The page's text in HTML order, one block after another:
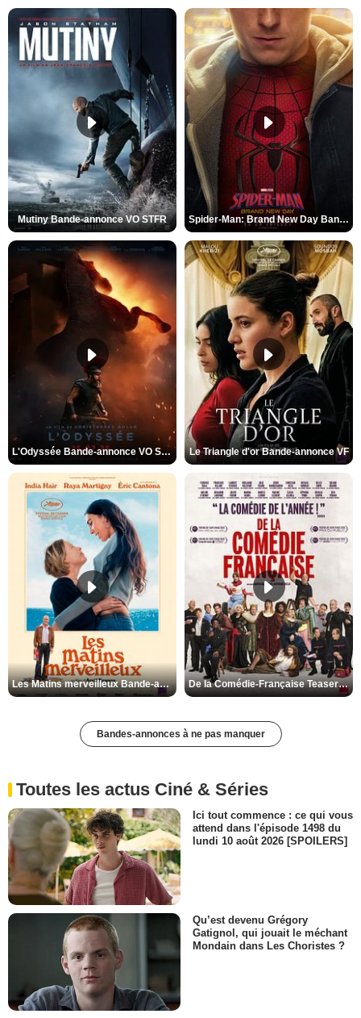
Mutiny Bande-annonce VO STFR Spider-Man: Brand New Day Bande-annonce VO STFR
L'Odyssée Bande-annonce VO STFR Le Triangle d'or Bande-annonce VF
Les Matins merveilleux Bande-annonce VF De la Comédie-Française Teaser VF
Bandes-annonces à ne pas manquer
Toutes les actus Ciné & Séries
Ici tout commence : ce qui vous
attend dans l'épisode 1498 du
lundi 10 août 2026 [SPOILERS]
Qu’est devenu Grégory
Gatignol, qui jouait le méchant
Mondain dans Les Choristes ?